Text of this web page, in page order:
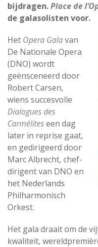
bijdragen.Place de
de galasolisten voor.
Het Opera Galavan
De Nationale Opera
(DNO) wordt
geënsceneerd door
Robert Carsen,
wiens succesvolle
Dialogues des
Carméliteseen dag
later in reprise gaat,
en gedirigeerd door
Marc Albrecht, chef-
dirigent van DNO en
het Nederlands
Philharmonisch
Orkest.
Het gala draait om de
kwaliteit,